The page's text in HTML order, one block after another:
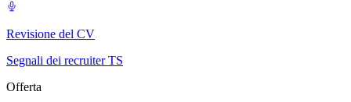
Revisione del CV
Segnali dei recruiter TS
Offerta